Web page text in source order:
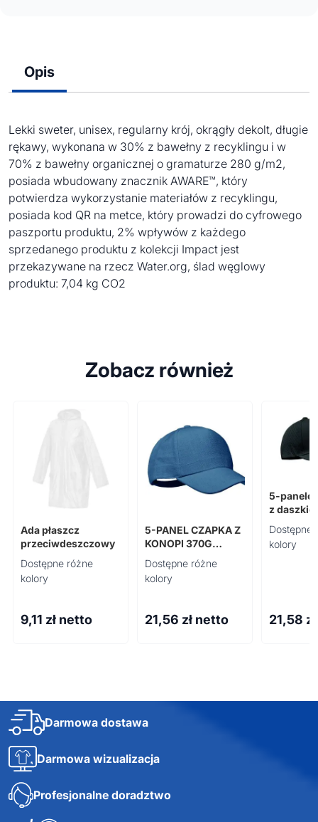
Opis
Lekki sweter, unisex, regularny krój, okrągły dekolt, długie
rękawy, wykonana w 30% z bawełny z recyklingu i w
70% z bawełny organicznej o gramaturze 280 g/m2,
posiada wbudowany znacznik AWARE™, który
potwierdza wykorzystanie materiałów z recyklingu,
posiada kod QR na metce, który prowadzi do cyfrowego
paszportu produktu, 2% wpływów z każdego
sprzedanego produktu z kolekcji Impact jest
przekazywane na rzecz Water.org, ślad węglowy
produktu: 7,04 kg CO2
Zobacz również
Ada płaszcz
przeciwdeszczowy
Dostępne różne
kolory
9,11 zł netto
5-PANEL CZAPKA Z
KONOPI 370G
NAIMA CAP
Dostępne różne
kolory
21,56 zł netto
5-
z
Dostępne
kolory
21,58
Darmowa dostawa
Darmowa wizualizacja
Profesjonalne doradztwo